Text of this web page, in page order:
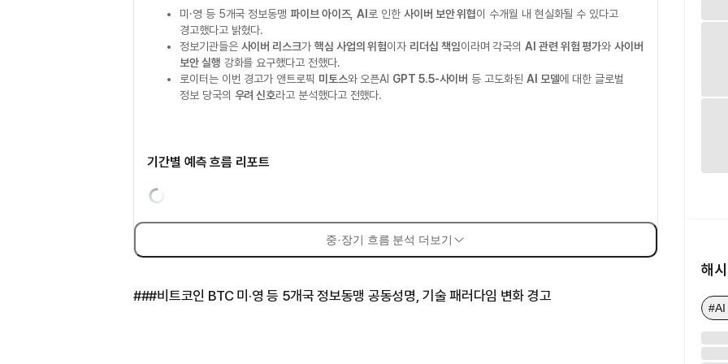
미·영 등 5개국 정보동맹 파이브 아이즈,AI 로 인한 사이버 보안 위협이 수개월 내 현실화될 수 있다고
경고했다고 밝혔다.
정보기관들은 사이버 리스크가 핵심 사업의 위험이자 리더십 책임이라며 각국의AI 관련 위험 평가와사이버
보안 실행 강화를 요구했다고 전했다.
로이터는 이번 경고가 앤트로픽 미토스와 오픈AI GPT 5.5-사이버 등 고도화된 AI 모델에 대한 글로벌
정보 당국의 우려 신호라고 분석했다고 전했다.
기간별 예측 흐름 리포트
중·장기 흐름 분석 더보기
###비트코인 BTC 미·영 등 5개국 정보동맹 공동성명, 기술 패러다임 변화 경고
해
#AI